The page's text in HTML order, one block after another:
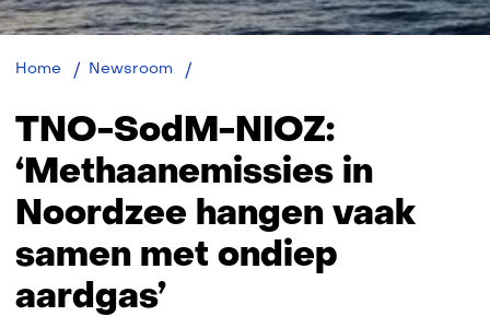
Home Newsroom
NIOZ:
‘Methaanemissies
Noordzee
hangen
vaak
samen
TNO-SodM-NIOZ:
‘Methaanemissies in
Noordzee hangen vaak
samen met ondiep
aardgas’